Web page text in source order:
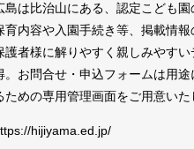
島は比治山にある、認定こども
育内容や入園手続き等、掲載情
護者様に解りやすく親しみやす
。お問合せ・申込フォームは用
ための専用管理画面をご用意い
hijiyama.ed.jp/